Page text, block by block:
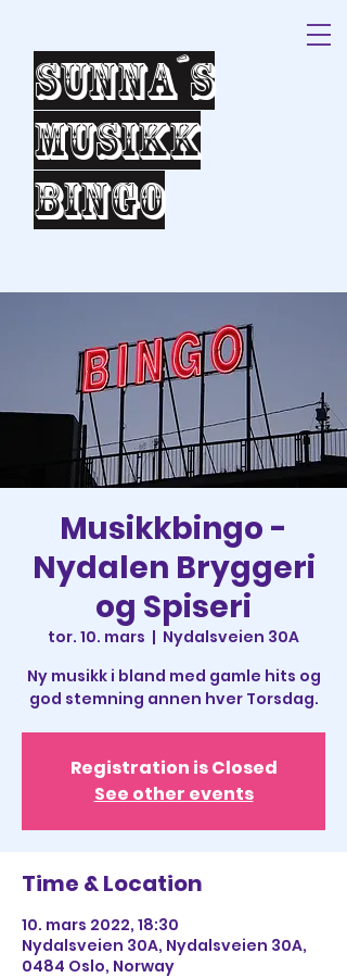
Sunna´s
Musikk
bingo
Musikkbingo -
Nydalen Bryggeri
og Spiseri
tor. 10. mars
  |
Nydalsveien 30A
Ny musikk i bland med gamle hits og
god stemning annen hver Torsdag.
Registration is Closed
See other events
Time & Location
10. mars 2022, 18:30
Nydalsveien 30A, Nydalsveien 30A,
0484 Oslo, Norway